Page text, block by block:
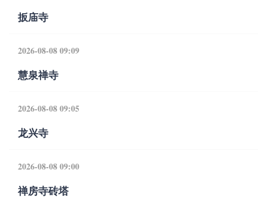
扳庙寺
2026-08-08 09:09
慧泉禅寺
2026-08-08 09:05
龙兴寺
2026-08-08 09:00
禅房寺砖塔